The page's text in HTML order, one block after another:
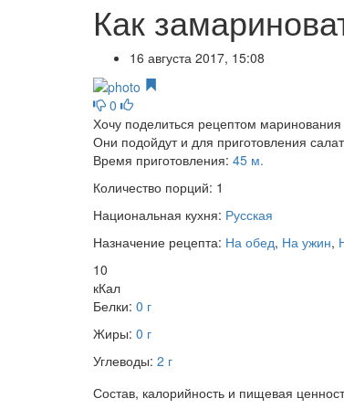
Как
16 августа 2017, 15:08
0
Хочу поделиться рецептом
Они подойдут и для приготовления
Время приготовления: 45 м.
Количество порций: 1
Национальная кухня: Русская
Назначение рецепта: На обед, На ужин,
10
кКал
Белки: 0 г
Жиры: 0 г
Углеводы: 2 г
Состав, калорийность и пищевая